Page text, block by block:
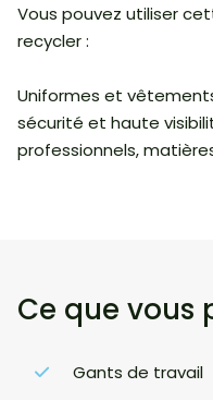
Vous pouvez utiliser
recycler :
Uniformes et
sécurité et haute
professionnels,
Ce que vous
Gants de travail